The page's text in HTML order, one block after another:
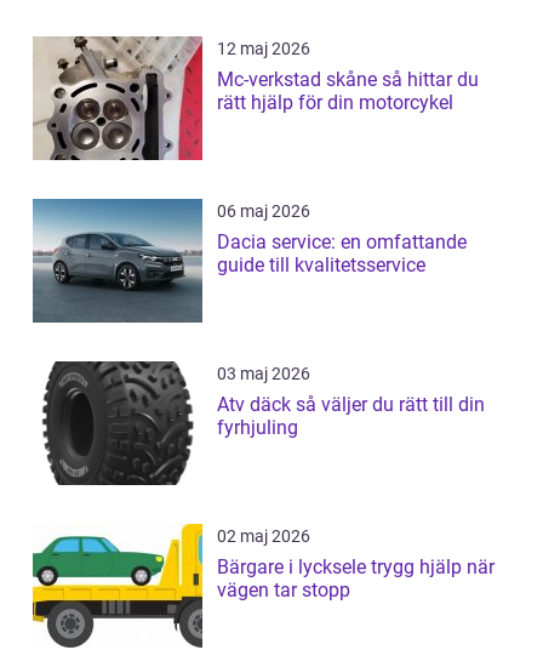
12 maj 2026
Mc-verkstad skåne så hittar du
rätt hjälp för din motorcykel
06 maj 2026
Dacia service: en omfattande
guide till kvalitetsservice
03 maj 2026
Atv däck så väljer du rätt till din
fyrhjuling
02 maj 2026
Bärgare i lycksele trygg hjälp när
vägen tar stopp